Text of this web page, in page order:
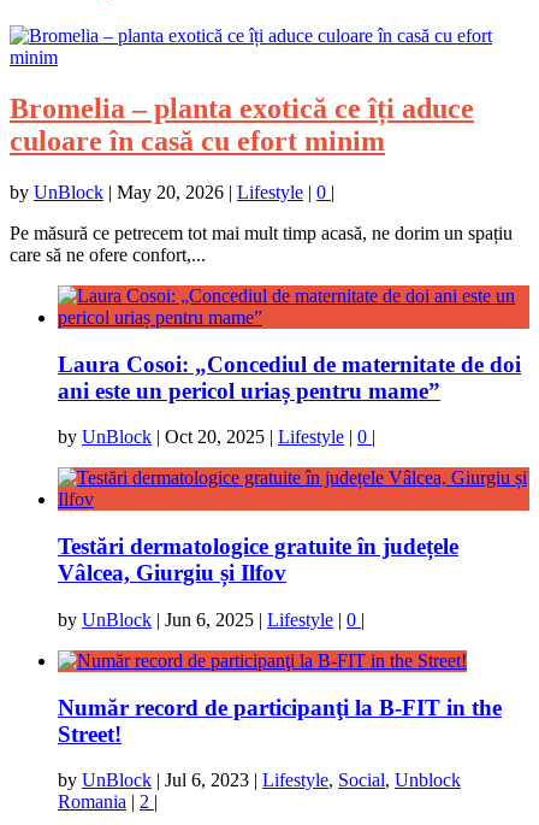
Bromelia – planta exotică ce îți aduce
culoare în casă cu efort minim
by UnBlock | May 20, 2026 | Lifestyle | 0 |
Pe măsură ce petrecem tot mai mult timp acasă, ne dorim un spațiu
care să ne ofere confort,...
Laura Cosoi: „Concediul de maternitate de doi
ani este un pericol uriaș pentru mame”
by UnBlock | Oct 20, 2025 | Lifestyle | 0 |
Testări dermatologice gratuite în județele
Vâlcea, Giurgiu și Ilfov
by UnBlock | Jun 6, 2025 | Lifestyle | 0 |
Număr record de participanţi la B-FIT in the
Street!
by UnBlock | Jul 6, 2023 | Lifestyle, Social, Unblock
Romania | 2 |